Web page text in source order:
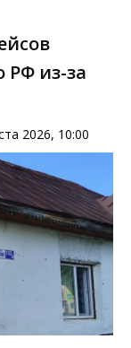
РФ из-за
2026, 10:00